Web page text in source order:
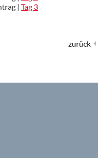
| Tag 3
zurück